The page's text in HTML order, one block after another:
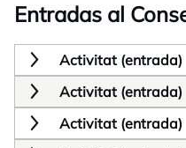
Entradas al
Activitat (entrada)
Activitat (entrada)
Activitat (entrada)